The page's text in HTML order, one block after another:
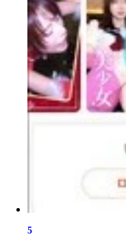
5